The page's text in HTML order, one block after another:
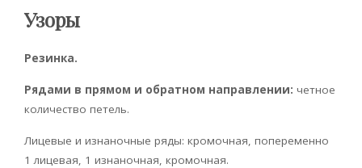
Узоры
Резинка.
Рядами в прямом и обрат­ном направлении: четное
количест­во петель.
Лицевые и изнаночные ряды: кромочная, попеременно
1 лицевая, 1 изнаночная, кромочная.